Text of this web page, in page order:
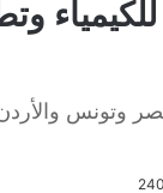
وتونس والأردن
240